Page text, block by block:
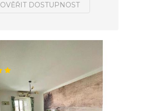
OVĚŘIT DOSTUPNOST